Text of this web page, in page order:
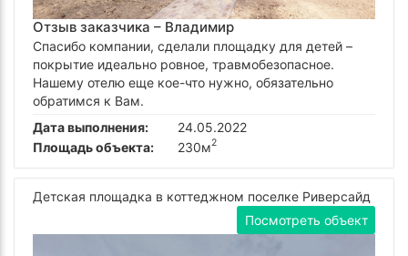
Отзыв заказчика – Владимир
Спасибо компании, сделали площадку для детей –
покрытие идеально ровное, травмобезопасное.
Нашему отелю еще кое-что нужно, обязательно
обратимся к Вам.
Дата выполнения:
24.05.2022
Площадь объекта:
230м2
Детская площадка в коттеджном поселке Риверсайд
Посмотреть объект